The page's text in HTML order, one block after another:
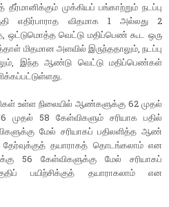
முக்கியப் பங்காற்றும் நடப்பு
எதிர்பாராத விதமாக 1 அல்லது 2
ஒட்டுமொத்த வெட்டு மதிப்பெண் கூட ஒரு
மிதமான அளவில் இருந்ததாலும், நடப்பு
இந்த ஆண்டு வெட்டு மதிப்பெண்கள்
உள்ள நிலையில் ஆண்களுக்கு 62 முதல்
முதல் 58 கேள்விகளும் சரியாக பதில்
மேல் சரியாகப் பதிலளித்த ஆண்
தயாராகத் தொடங்கலாம் என
56 கேள்விகளுக்கு மேல் சரியாகப்
பயிற்சிக்குத் தயாராகலாம் என